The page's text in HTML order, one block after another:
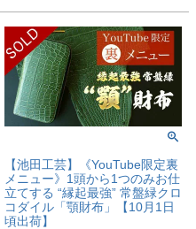
【池田工芸】《YouTube限定裏
メニュー》1頭から1つのみお仕
立てする “縁起最強” 常盤緑クロ
コダイル「顎財布」【10月1日
頃出荷】